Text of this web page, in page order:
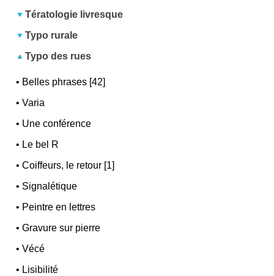
Tératologie livresque
Typo rurale
Typo des rues
• Belles phrases [42]
•Varia
• Une conférence
• Le bel R
•Coiffeurs, le retour [1]
• Signalétique
• Peintre en lettres
•Gravure sur pierre
•Vécé
• Lisibilité